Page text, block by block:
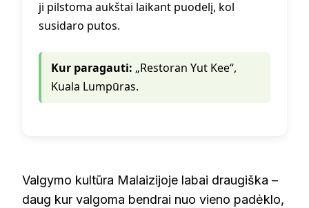
ji pilstoma aukštai laikant puodelį, kol
susidaro putos.
Kur paragauti: „Restoran Yut Kee“,
Kuala Lumpūras.
Valgymo kultūra Malaizijoje labai draugiška –
daug kur valgoma bendrai nuo vieno padėklo,